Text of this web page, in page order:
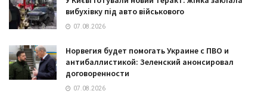
вибухівку під авто військового
07.08.2026
Норвегия будет помогать Украине с ПВО и
антибаллистикой: Зеленский анонсировал
договоренности
07.08.2026